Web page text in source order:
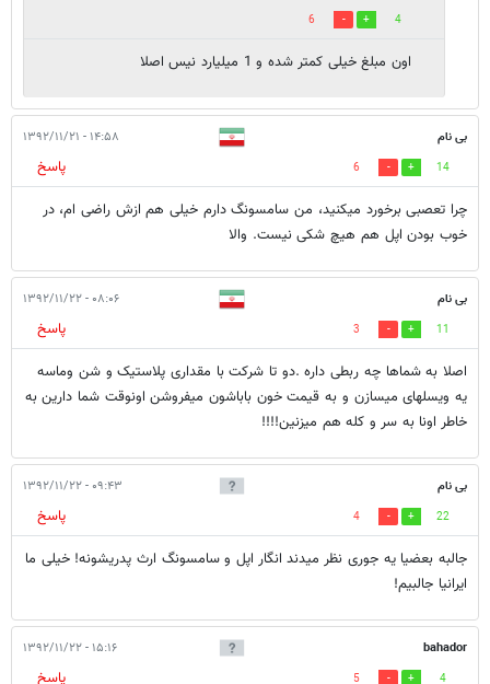
4
6
اون مبلغ خیلی کمتر شده و 1 میلیارد نیس اصلا
بی نام ۱۴:۵۸ - ۱۳۹۲/۱۱/۲۱
14
6
پاسخ
چرا تعصبی برخورد میکنید، من سامسونگ دارم خیلی هم ازش راضی ام، در
خوب بودن اپل هم هیچ شکی نیست. والا
بی نام ۰۸:۰۶ - ۱۳۹۲/۱۱/۲۲
11
3
پاسخ
اصلا به شماها چه ربطی داره .دو تا شرکت با مقداری پلاستیک و شن وماسه
یه ویسلهای میسازن و به قیمت خون باباشون میفروشن اونوقت شما دارین به
خاطر اونا به سر و کله هم میزنین!!!!
بی نام ۰۹:۴۳ - ۱۳۹۲/۱۱/۲۲
22
4
پاسخ
جالبه بعضیا یه جوری نظر میدند انگار اپل و سامسونگ ارث پدریشونه! خیلی ما
ایرانیا جالبیم!
bahador ۱۵:۱۶ - ۱۳۹۲/۱۱/۲۲
4
5
پاسخ